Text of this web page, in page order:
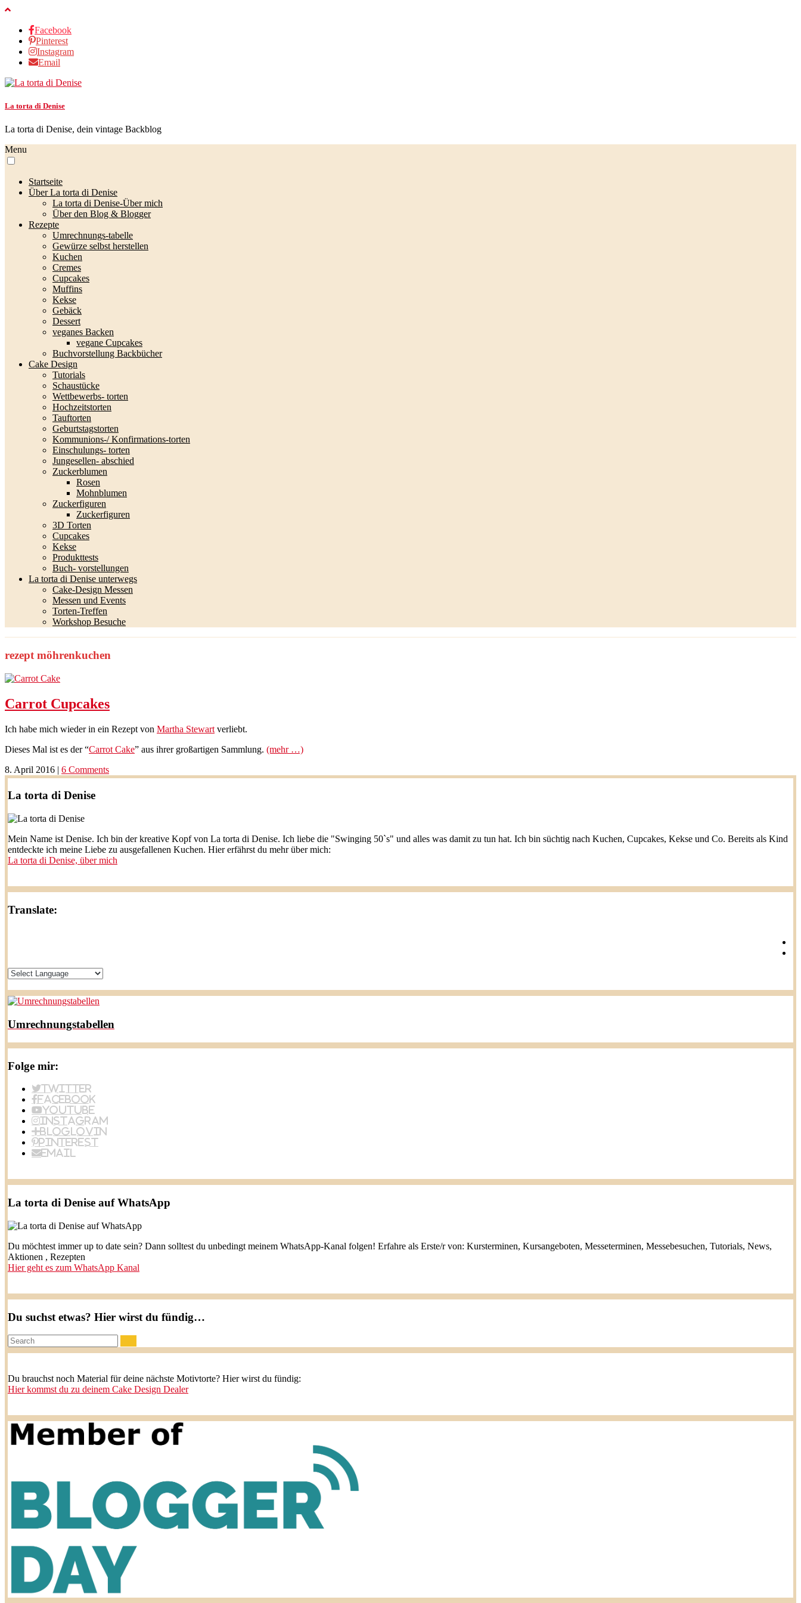
Facebook
Pinterest
Instagram
Email
La torta di Denise
La torta di Denise, dein vintage Backblog
Menu
Startseite
Über La torta di Denise
La torta di Denise-Über mich
Über den Blog & Blogger
Rezepte
Umrechnungs-tabelle
Gewürze selbst herstellen
Kuchen
Cremes
Cupcakes
Muffins
Kekse
Gebäck
Dessert
veganes Backen
vegane Cupcakes
Buchvorstellung Backbücher
Cake Design
Tutorials
Schaustücke
Wettbewerbs- torten
Hochzeitstorten
Tauftorten
Geburtstagstorten
Kommunions-/ Konfirmations-torten
Einschulungs- torten
Jungesellen- abschied
Zuckerblumen
Rosen
Mohnblumen
Zuckerfiguren
Zuckerfiguren
3D Torten
Cupcakes
Kekse
Produkttests
Buch- vorstellungen
La torta di Denise unterwegs
Cake-Design Messen
Messen und Events
Torten-Treffen
Workshop Besuche
rezept möhrenkuchen
Carrot Cupcakes
Ich habe mich wieder in ein Rezept von Martha Stewart verliebt.
Dieses Mal ist es der “Carrot Cake” aus ihrer großartigen Sammlung. (mehr …)
8. April 2016 | 6 Comments
La torta di Denise
Mein Name ist Denise. Ich bin der kreative Kopf von La torta di Denise. Ich liebe die "Swinging 50`s" und alles was damit zu tun hat. Ich bin süchtig nach Kuchen, Cupcakes, Kekse und Co. Bereits als Kind
entdeckte ich meine Liebe zu ausgefallenen Kuchen. Hier erfährst du mehr über mich:
La torta di Denise, über mich
Translate:
Umrechnungstabellen
Folge mir:
Twitter
Facebook
YouTube
Instagram
BlogLovin
Pinterest
Email
La torta di Denise auf WhatsApp
Du möchtest immer up to date sein? Dann solltest du unbedingt meinem WhatsApp-Kanal folgen! Erfahre als Erste/r von: Kursterminen, Kursangeboten, Messeterminen, Messebesuchen, Tutorials, News,
Aktionen , Rezepten
Hier geht es zum WhatsApp Kanal
Du suchst etwas? Hier wirst du fündig…
Search:
Du brauchst noch Material für deine nächste Motivtorte? Hier wirst du fündig:
Hier kommst du zu deinem Cake Design Dealer